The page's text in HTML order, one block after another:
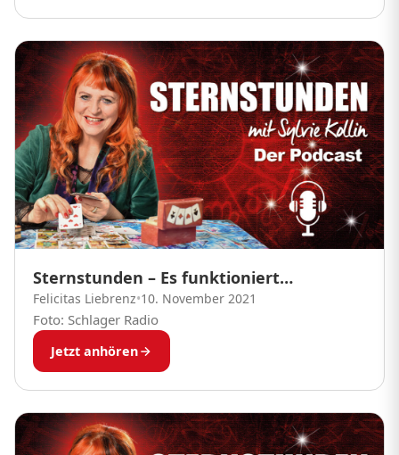
Sternstunden – Es funktioniert…
Felicitas Liebrenz•10. November 2021
Foto: Schlager Radio
Jetzt anhören